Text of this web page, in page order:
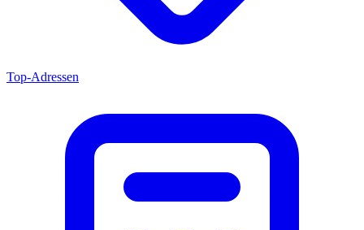
Top-Adressen